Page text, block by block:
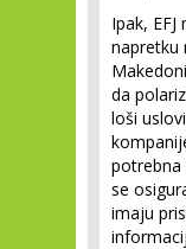
Ipak,
napretku
da
loši
potrebna
se
imaju